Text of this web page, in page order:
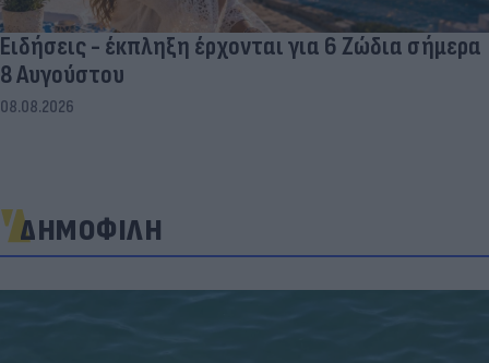
Ειδήσεις - έκπληξη έρχονται για 6 Ζώδια σήμερα
8 Αυγούστου
08.08.2026
ΔΗΜΟΦΙΛΗ